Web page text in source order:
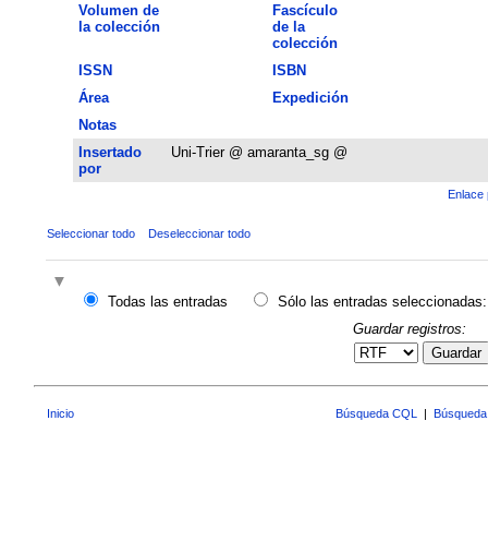
Volumen de
la colección
Fascículo
de la
colección
ISSN
ISBN
Área
Expedición
Notas
Insertado
por
Uni-Trier @ amaranta_sg @
Enlace
Seleccionar todo Deseleccionar todo
Todas las entradas
Sólo las entradas seleccionadas:
Guardar registros:
Guardar
Inicio Búsqueda CQL